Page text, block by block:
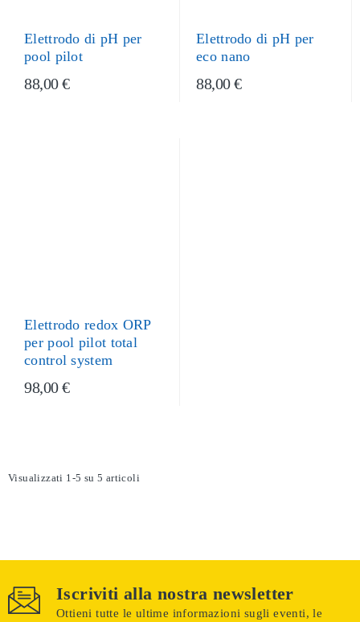
Elettrodo di pH per
pool pilot
88,00 €
Elettrodo di pH per
eco nano
88,00 €
Elettrodo redox ORP
per pool pilot total
control system
98,00 €
Visualizzati 1-5 su 5 articoli
Iscriviti alla nostra newsletter
Ottieni tutte le ultime informazioni sugli eventi, le